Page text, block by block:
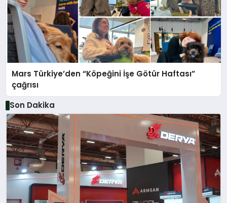
Mars Türkiye’den “Köpeğini İşe Götür Haftası”
çağrısı
Son Dakika